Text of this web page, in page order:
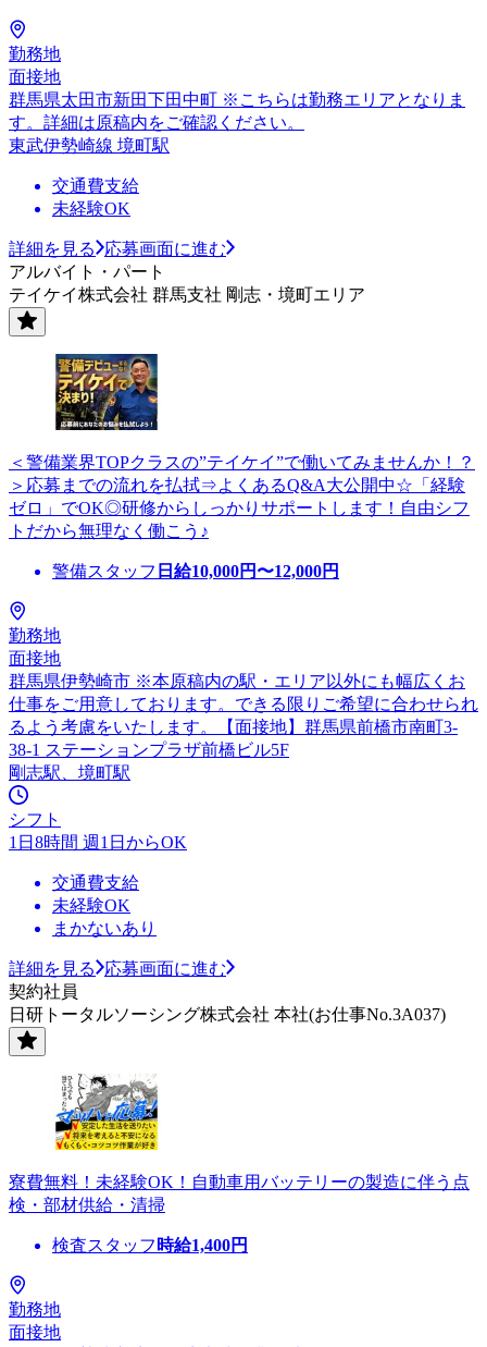
勤務地
面接地
群馬県太田市新田下田中町 ※こちらは勤務エリアとなりま
す。詳細は原稿内をご確認ください。
東武伊勢崎線 境町駅
交通費支給
未経験OK
詳細を見る
応募画面に進む
アルバイト・パート
テイケイ株式会社 群馬支社 剛志・境町エリア
＜警備業界TOPクラスの”テイケイ”で働いてみませんか！？
＞応募までの流れを払拭⇒よくあるQ&A大公開中☆「経験
ゼロ」でOK◎研修からしっかりサポートします！自由シフ
トだから無理なく働こう♪
警備スタッフ 日給10,000円〜12,000円
勤務地
面接地
群馬県伊勢崎市 ※本原稿内の駅・エリア以外にも幅広くお
仕事をご用意しております。できる限りご希望に合わせられ
るよう考慮をいたします。【面接地】群馬県前橋市南町3-
38-1 ステーションプラザ前橋ビル5F
剛志駅、境町駅
シフト
1日8時間 週1日からOK
交通費支給
未経験OK
まかないあり
詳細を見る
応募画面に進む
契約社員
日研トータルソーシング株式会社 本社(お仕事No.3A037)
寮費無料！未経験OK！自動車用バッテリーの製造に伴う点
検・部材供給・清掃
検査スタッフ 時給1,400円
勤務地
面接地